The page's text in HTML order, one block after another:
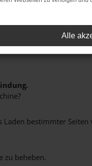
bestimmter
zu beheben.
Alle